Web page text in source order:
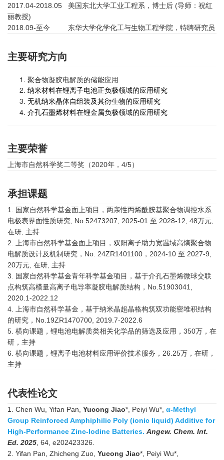
2017.04-2018.05 美国东北大学工业工程系，博士后 (导师：祝红
丽教授)
2018.09-至今 东华大学化学化工与生物工程学院，特聘研究员
主要研究方向
聚合物凝胶电解质的储能应用
纳米材料在锂离子电池正负极领域的应用研究
无机纳米晶体自组装及其衍生物的应用研究
介孔石墨烯材料在锂金属负极领域的应用研究
主要荣誉
上海市自然科学奖二等奖（2020年，4/5）
承担课题
1. 国家自然科学基金面上项目，两亲性丙烯酰胺基聚合物调控水系
电极表界面性质研究, No.52473207, 2025-01 至 2028-12, 48万元,
在研, 主持
2. 上海市自然科学基金面上项目，双阳离子助力宽温域高熵聚合物
电解质设计及机制研究，No. 24ZR1401100，2024-10 至 2027-9,
20万元, 在研, 主持
3. 国家自然科学基金青年科学基金项目，基于介孔石墨烯微球交联
点构筑高模量高离子电导率凝胶电解质结构， No.51903041,
2020.1-2022.12
4. 上海市自然科学基金，基于纳米晶超晶格构筑双功能密堆积结构
的研究， No.19ZR1470700, 2019.7-2022.6
5. 横向课题，锂电池电解质类相关化学品的筛选及应用，350万，在
研，主持
6. 横向课题，锂离子电池材料应用评价技术服务，26.25万，在研，
主持
代表性论文
1. Chen Wu, Yifan Pan, Yucong Jiao*, Peiyi Wu*, α-Methyl
Group Reinforced Amphiphilic Poly (ionic liquid) Additive for
High-Performance Zinc-Iodine Batteries. Angew. Chem. Int.
Ed. 2025, 64, e202423326.
2. Yifan Pan, Zhicheng Zuo, Yucong Jiao*, Peiyi Wu*,